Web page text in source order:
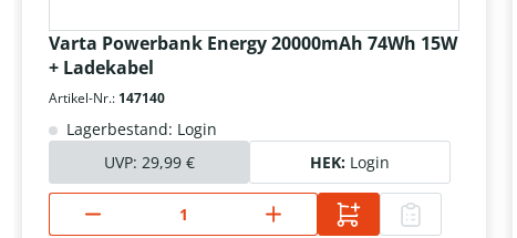
Varta Powerbank Energy 20000mAh 74Wh 15W
+ Ladekabel
Artikel-Nr.: 147140
Lagerbestand: Login
UVP: 29,99 € HEK: Login